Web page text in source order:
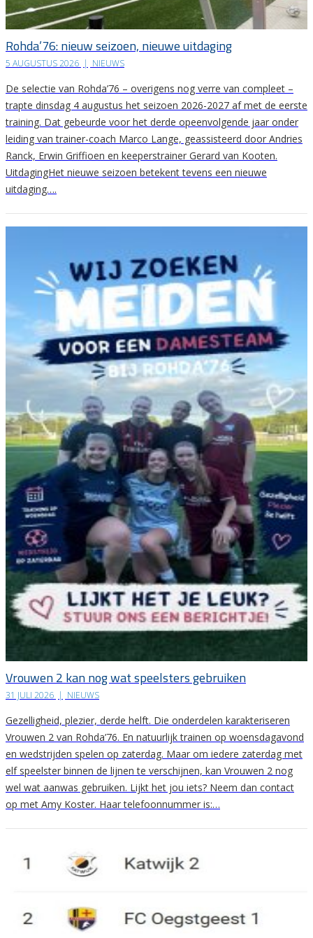
Rohda’76: nieuw seizoen, nieuwe uitdaging
5 AUGUSTUS 2026 | NIEUWS
De selectie van Rohda’76 – overigens nog verre van compleet –
trapte dinsdag 4 augustus het seizoen 2026-2027 af met de eerste
training. Dat gebeurde voor het derde opeenvolgende jaar onder
leiding van trainer-coach Marco Lange, geassisteerd door Andries
Ranck, Erwin Griffioen en keeperstrainer Gerard van Kooten.
UitdagingHet nieuwe seizoen betekent tevens een nieuwe
uitdaging….
Vrouwen 2 kan nog wat speelsters gebruiken
31 JULI 2026 | NIEUWS
Gezelligheid, plezier, derde helft. Die onderdelen karakteriseren
Vrouwen 2 van Rohda’76. En natuurlijk trainen op woensdagavond
en wedstrijden spelen op zaterdag. Maar om iedere zaterdag met
elf speelster binnen de lijnen te verschijnen, kan Vrouwen 2 nog
wel wat aanwas gebruiken. Lijkt het jou iets? Neem dan contact
op met Amy Koster. Haar telefoonnummer is:…